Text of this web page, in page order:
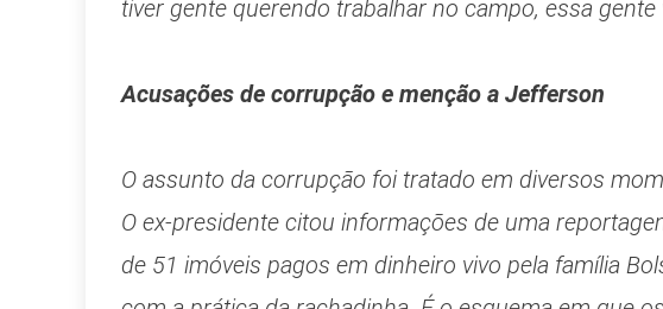
tiver gente querendo trabalhar no campo, essa
Acusações de corrupção e menção a Jefferson
O assunto da corrupção foi tratado em diversos
O ex-presidente citou informações de uma
de 51 imóveis pagos em dinheiro vivo pela família